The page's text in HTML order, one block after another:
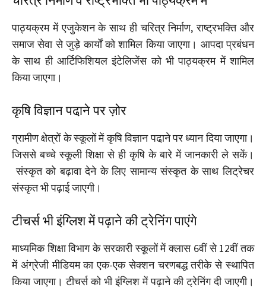
पाठ्यक्रम में एजुकेशन के साथ ही चरित्र निर्माण, राष्ट्रभक्ति और
समाज सेवा से जुड़े कार्यों को शामिल किया जाएगा। आपदा प्रबंधन
के साथ ही आर्टिफिशियल इंटेलिजेंस को भी पाठ्यक्रम में शामिल
किया जाएगा।
कृषि विज्ञान पढा़ने पर ज़ोर
ग्रामीण क्षेत्रों के स्कूलों में कृषि विज्ञान पढा़ने पर ध्यान दिया जाएगा।
जिससे बच्चे स्कूली शिक्षा से ही कृषि के बारे में जानकारी ले सकें।
संस्कृत को बढ़ावा देने के लिए सामान्य संस्कृत के साथ लिट्रेचर
संस्कृत भी पढ़ाई जाएगी।
टीचर्स भी इंग्लिश में पढ़ाने की ट्रेनिंग पाएंगे
माध्यमिक शिक्षा विभाग के सरकारी स्कूलों में क्लास 6वीं से 12वीं तक
में अंग्रेजी मीडियम का एक-एक सेक्शन चरणबद्ध तरीके से स्थापित
किया जाएगा। टीचर्स को भी इंग्लिश में पढ़ाने की ट्रेनिंग दी जाएगी।